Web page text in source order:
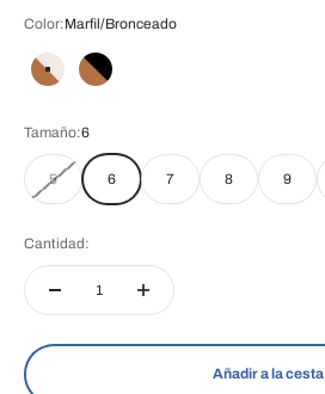
Color:Marfil/Bronceado
Marfil/Bronceado
Negro/Marrón
Tamaño:6
5 6 7 8 9
Cantidad:
Añadir a la cesta